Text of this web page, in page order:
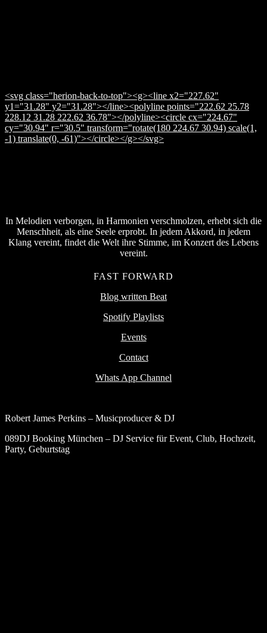
<svg class="herion-back-to-top"><g><line x2="227.62"
y1="31.28" y2="31.28"></line><polyline points="222.62 25.78
228.12 31.28 222.62 36.78"></polyline><circle cx="224.67"
cy="30.94" r="30.5" transform="rotate(180 224.67 30.94) scale(1,
-1) translate(0, -61)"></circle></g></svg>
In Melodien verborgen, in Harmonien verschmolzen, erhebt sich die
Menschheit, als eine Seele erprobt. In jedem Akkord, in jedem
Klang vereint, findet die Welt ihre Stimme, im Konzert des Lebens
vereint.
FAST FORWARD
Blog written Beat
Spotify Playlists
Events
Contact
Whats App Channel
Robert James Perkins – Musicproducer & DJ
089DJ Booking München – DJ Service für Event, Club, Hochzeit,
Party, Geburtstag